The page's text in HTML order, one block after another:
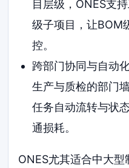
目层级，ONES支
级子项目，让BOM
控。
跨部门协同与自动
生产与质检的部门
任务自动流转与状
通损耗。
ONES尤其适合中大